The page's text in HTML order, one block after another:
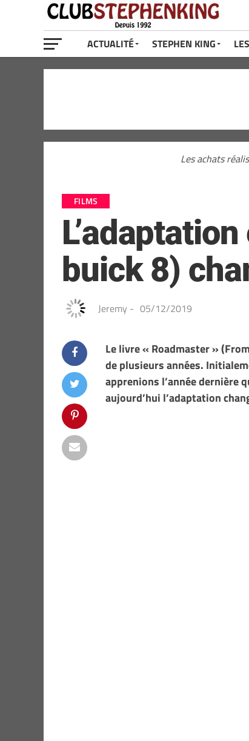
ACTUALITÉ STEPHEN KING
Les achats
FILMS
buick 8)
Jeremy - 05/12/2019
Le livre « Roadmaster »
de plusieurs années.
apprenions l’année dernière
aujourd’hui l’adaptation